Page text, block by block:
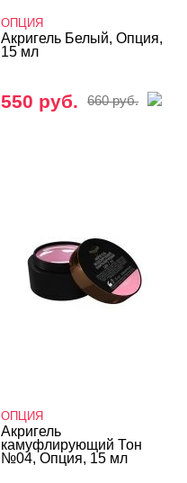
ОПЦИЯ
Акригель Белый, Опция,
15 мл
550 руб. 660 руб.
ОПЦИЯ
Акригель
камуфлирующий Тон
№04, Опция, 15 мл